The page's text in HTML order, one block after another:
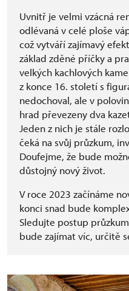
Uvnitř je velmi vzácná
odlévaná v celé ploše
což vytváří zajímavý
základ zděné příčky a
velkých kachlových
z konce 16. století s
nedochoval, ale v
hrad převezeny dva
Jeden z nich je stále
čeká na svůj průzkum,
Doufejme, že bude
důstojný nový život.
V roce 2023 začínáme
konci snad bude
Sledujte postup
bude zajímat víc, určitě